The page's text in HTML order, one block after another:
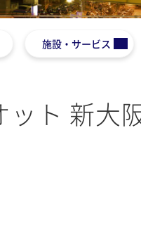
施設・サービス
ト 新大